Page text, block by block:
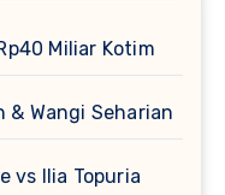
Miliar Kotim
& Wangi Seharian
vs Ilia Topuria